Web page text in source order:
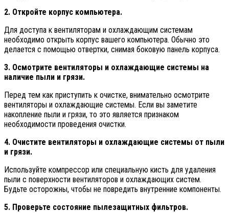
2. Откройте корпус компьютера.
Для доступа к вентиляторам и охлаждающим системам
необходимо открыть корпус вашего компьютера. Обычно это
делается с помощью отвертки, снимая боковую панель корпуса.
3. Осмотрите вентиляторы и охлаждающие системы на
наличие пыли и грязи.
Перед тем как приступить к очистке, внимательно осмотрите
вентиляторы и охлаждающие системы. Если вы заметите
накопление пыли и грязи, то это является признаком
необходимости проведения очистки.
4. Очистите вентиляторы и охлаждающие системы от пыли
и грязи.
Используйте компрессор или специальную кисть для удаления
пыли с поверхности вентиляторов и охлаждающих систем.
Будьте осторожны, чтобы не повредить внутренние компоненты.
5. Проверьте состояние пылезащитных фильтров.